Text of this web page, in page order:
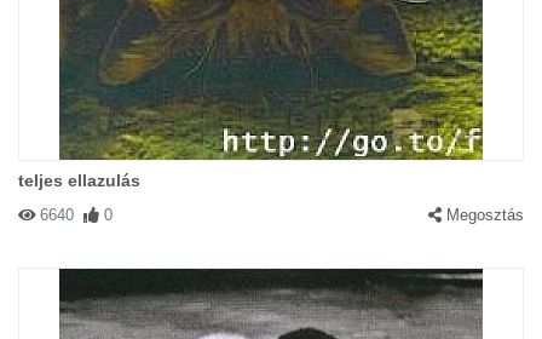
teljes ellazulás
6640 0 Megosztás